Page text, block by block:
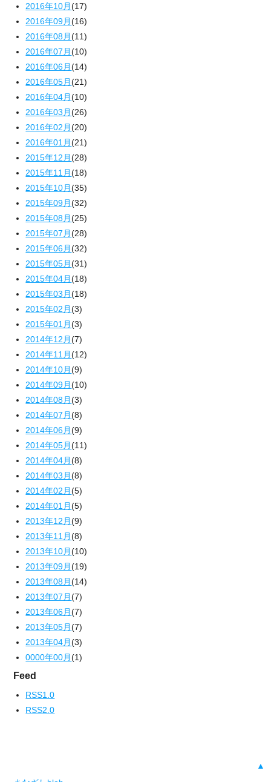
2016年10月(17)
2016年09月(16)
2016年08月(11)
2016年07月(10)
2016年06月(14)
2016年05月(21)
2016年04月(10)
2016年03月(26)
2016年02月(20)
2016年01月(21)
2015年12月(28)
2015年11月(18)
2015年10月(35)
2015年09月(32)
2015年08月(25)
2015年07月(28)
2015年06月(32)
2015年05月(31)
2015年04月(18)
2015年03月(18)
2015年02月(3)
2015年01月(3)
2014年12月(7)
2014年11月(12)
2014年10月(9)
2014年09月(10)
2014年08月(3)
2014年07月(8)
2014年06月(9)
2014年05月(11)
2014年04月(8)
2014年03月(8)
2014年02月(5)
2014年01月(5)
2013年12月(9)
2013年11月(8)
2013年10月(10)
2013年09月(19)
2013年08月(14)
2013年07月(7)
2013年06月(7)
2013年05月(7)
2013年04月(3)
0000年00月(1)
Feed
RSS1.0
RSS2.0
▲